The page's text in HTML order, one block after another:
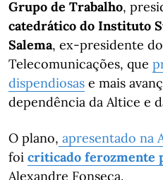
Grupo de Trabalho,
catedrático do Instituto
Salema, ex-presidente
Telecomunicações, que
dispendiosas e mais
dependência da Altice e
O plano, apresentado na
foi criticado ferozmente
Alexandre Fonseca.